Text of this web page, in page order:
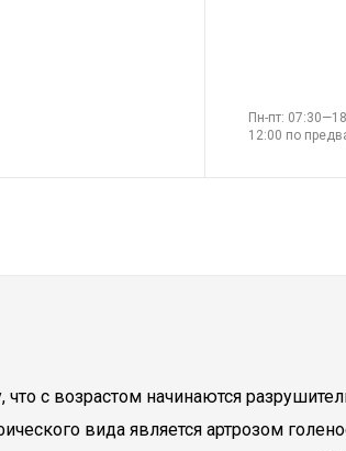
Пн-пт:
12:00 по
с возрастом начинаются
вида является артрозом